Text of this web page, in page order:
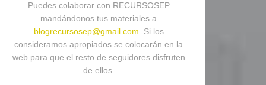
Puedes colaborar con RECURSOSEP
mandándonos tus materiales a
blogrecursosep@gmail.com . Si los
consideramos apropiados se colocarán en la
web para que el resto de seguidores disfruten
de ellos.